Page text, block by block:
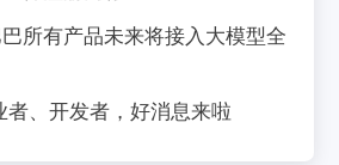
所有产品未来将接入大模型全
者、开发者，好消息来啦